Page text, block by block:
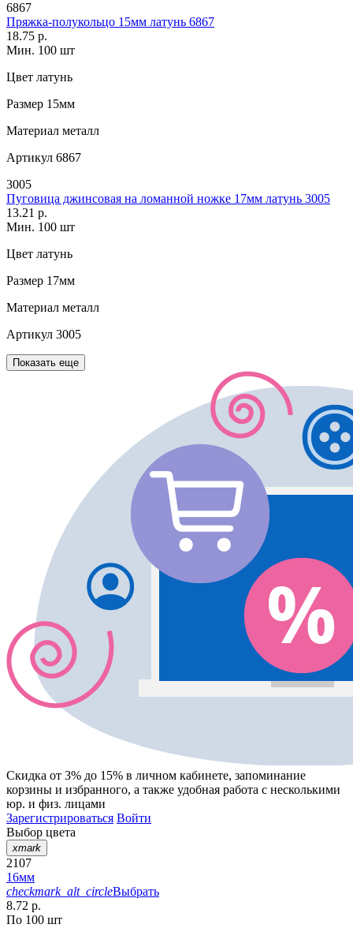
6867
Пряжка-полукольцо 15мм латунь 6867
18.75 р.
Мин. 100 шт
Цвет латунь
Размер 15мм
Материал металл
Артикул 6867
3005
Пуговица джинсовая на ломанной ножке 17мм латунь 3005
13.21 р.
Мин. 100 шт
Цвет латунь
Размер 17мм
Материал металл
Артикул 3005
Показать еще
Скидка от 3% до 15% в личном кабинете, запоминание
корзины и избранного, а также удобная работа с несколькими
юр. и физ. лицами
Зарегистрироваться Войти
Выбор цвета
xmark
2107
16мм
checkmark_alt_circleВыбрать
8.72 р.
По 100 шт